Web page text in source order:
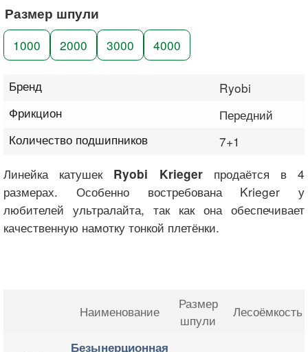
Размер шпули
1000 2000 3000 4000
Бренд
Ryobi
Фрикцион
Передний
Количество подшипников
7+1
Линейка катушекRyobi Kriegerпродаётся в 4
размерах. Особенно востребована Krieger у
любителей ультралайта, так как она обеспечивает
качественную намотку тонкой плетёнки.
Наименование
Размер
шпули
Лесоёмкость
Безынерционная